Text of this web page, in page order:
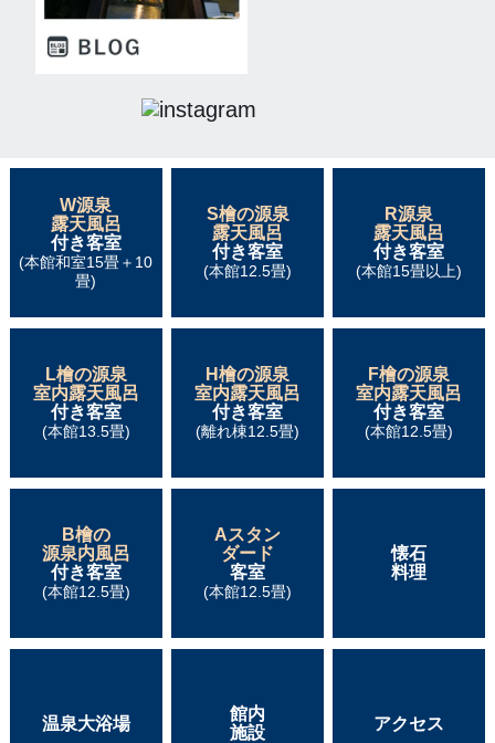
W源泉
露天風呂
付き客室
(本館和室15畳＋10
畳)
S檜の源泉
露天風呂
付き客室
(本館12.5畳)
R源泉
露天風呂
付き客室
(本館15畳以上)
L檜の源泉
室内露天風呂
付き客室
(本館13.5畳)
H檜の源泉
室内露天風呂
付き客室
(離れ棟12.5畳)
F檜の源泉
室内露天風呂
付き客室
(本館12.5畳)
B檜の
源泉内風呂
付き客室
(本館12.5畳)
Aスタン
ダード
客室
(本館12.5畳)
懐石
料理
温泉大浴場
館内
施設
アクセス